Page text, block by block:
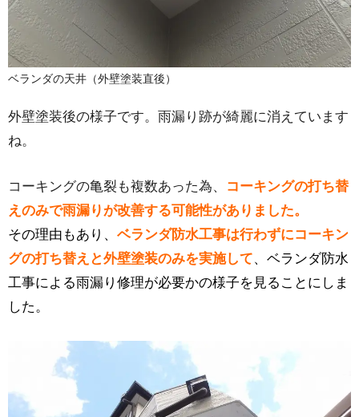
ベランダの天井（外壁塗装直後）
外壁塗装後の様子です。雨漏り跡が綺麗に消えています
ね。
コーキングの亀裂も複数あった為、
コーキングの打ち替
えのみで雨漏りが改善する可能性がありました。
その理由もあり、 ベランダ防水工事は行わずにコーキン
グの打ち替えと外壁塗装のみを実施して、ベランダ防水
工事による雨漏り修理が必要かの様子を見ることにしま
した。